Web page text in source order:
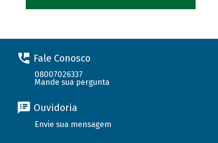
Fale Conosco
08007026337
Mande sua pergunta
Ouvidoria
Envie sua mensagem